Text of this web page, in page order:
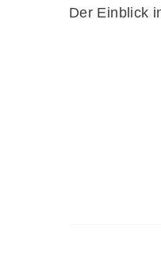
Der Einblick